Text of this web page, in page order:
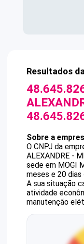
Resultados
Sobre a
O CNPJ da
ALEXANDRE -
sede em MOGI
meses e 20
A sua situação
atividade
manutenção